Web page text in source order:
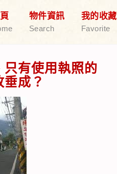
物件資訊
Search
我的收藏
Favorite
有使用執照的
成？